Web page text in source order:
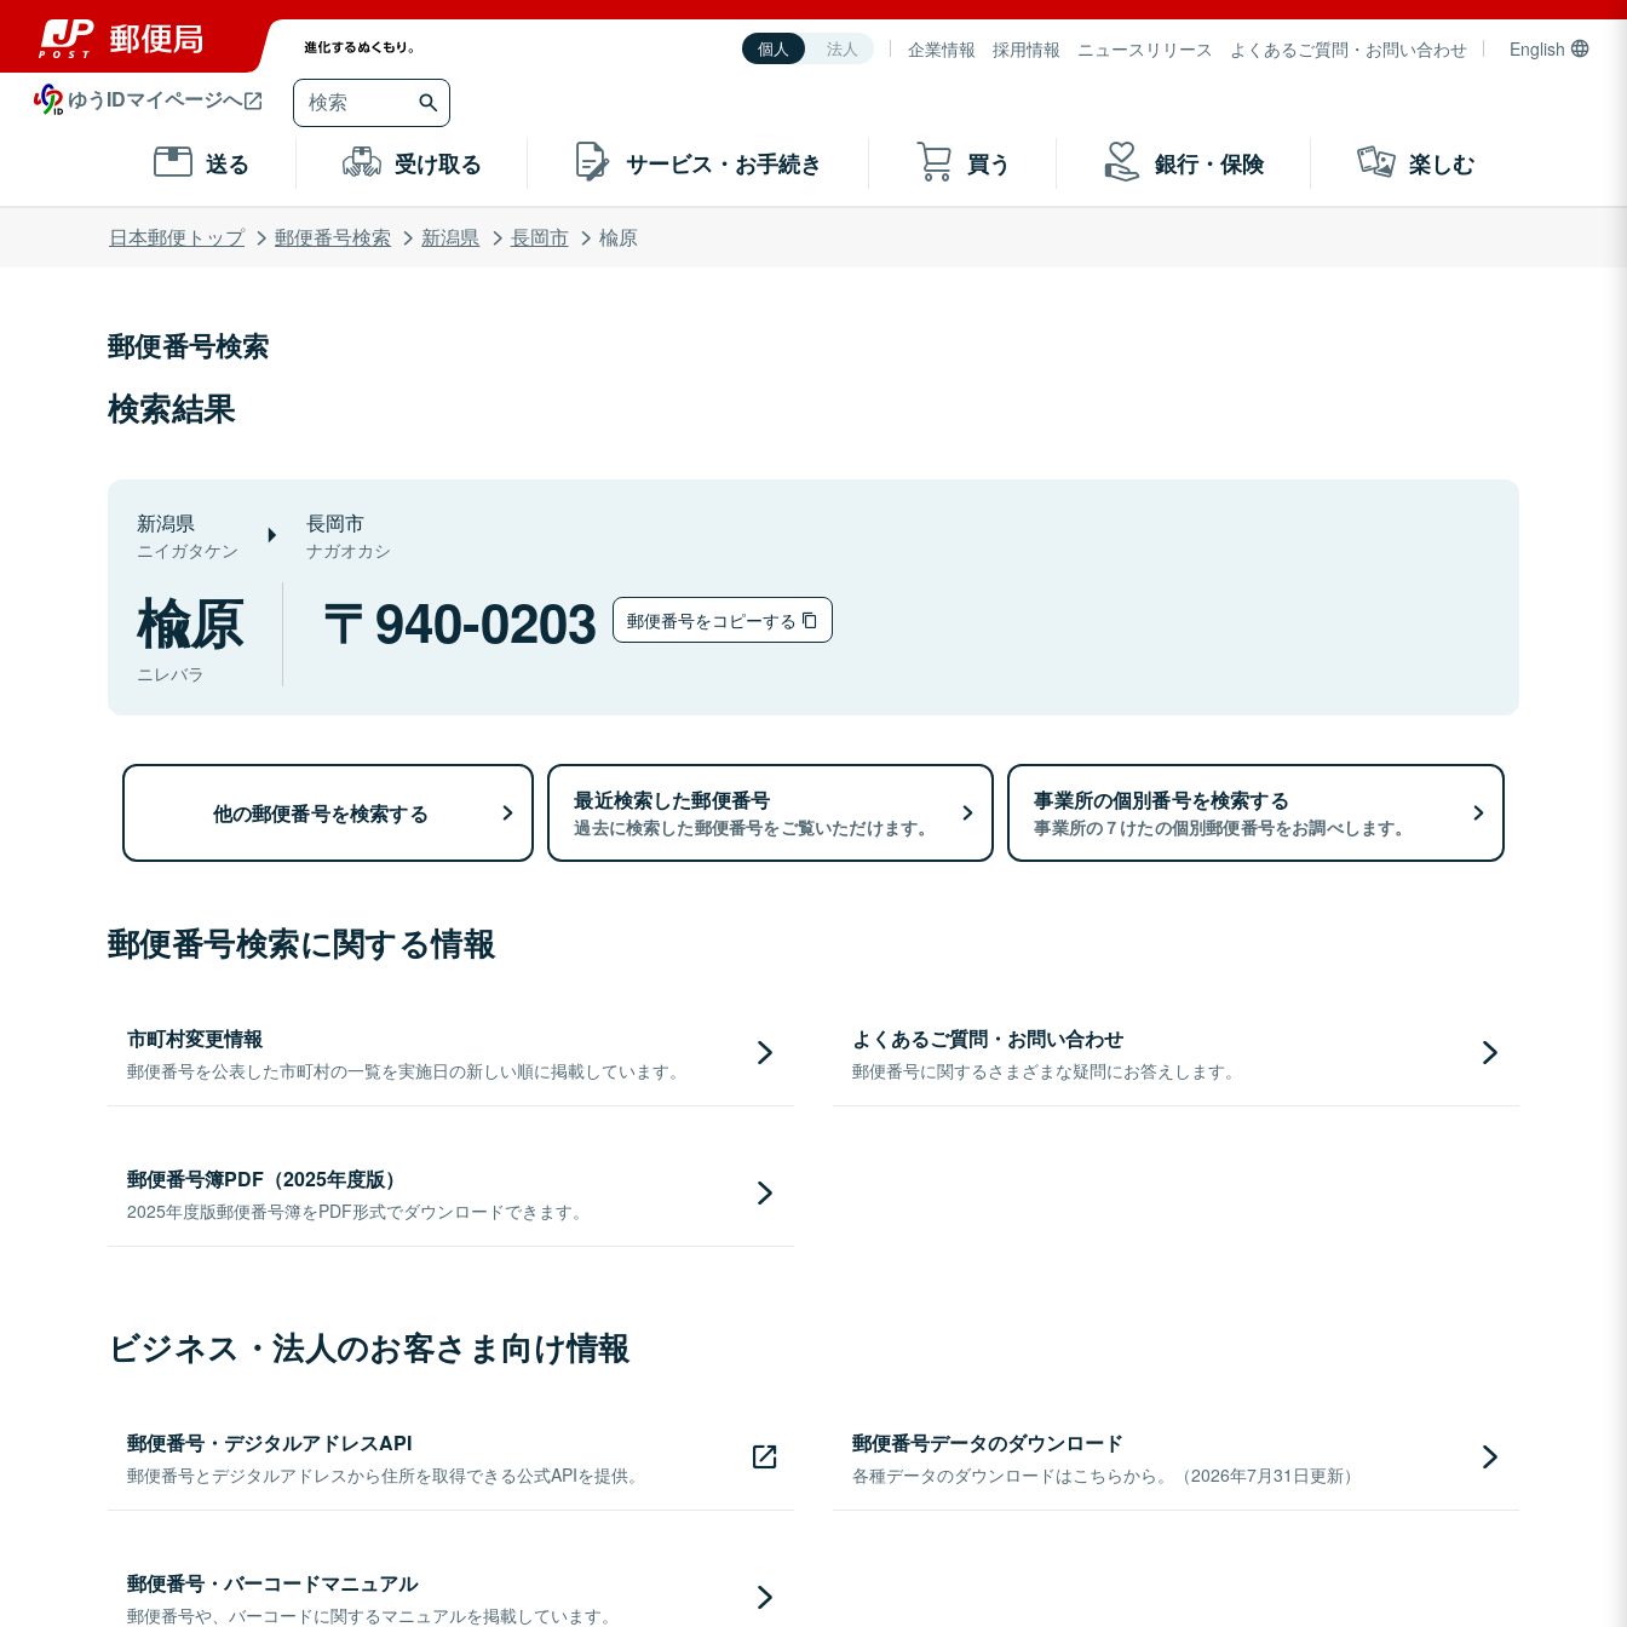
個人 法人 企業情報 採用情報 ニュースリリース よくあるご質問・お問い合わせ English
ゆうIDマイページへ
送る 受け取る サービス・お手続き 買う 銀行・保険 楽しむ
日本郵便トップ 郵便番号検索 新潟県 長岡市 楡原
郵便番号検索
検索結果
新潟県
ニイガタケン
長岡市
ナガオカシ
楡原
ニレバラ
940-0203 郵便番号をコピーする
他の郵便番号を検索する 最近検索した郵便番号
過去に検索した郵便番号をご覧いただけます。
事業所の個別番号を検索する
事業所の７けたの個別郵便番号をお調べします。
郵便番号検索に関する情報
市町村変更情報
郵便番号を公表した市町村の一覧を実施日の新しい順に掲載しています。
よくあるご質問・お問い合わせ
郵便番号に関するさまざまな疑問にお答えします。
郵便番号簿PDF（2025年度版）
2025年度版郵便番号簿をPDF形式でダウンロードできます。
ビジネス・法人のお客さま向け情報
郵便番号・デジタルアドレスAPI
郵便番号とデジタルアドレスから住所を取得できる公式APIを提供。
郵便番号データのダウンロード
各種データのダウンロードはこちらから。（2026年7月31日更新）
郵便番号・バーコードマニュアル
郵便番号や、バーコードに関するマニュアルを掲載しています。